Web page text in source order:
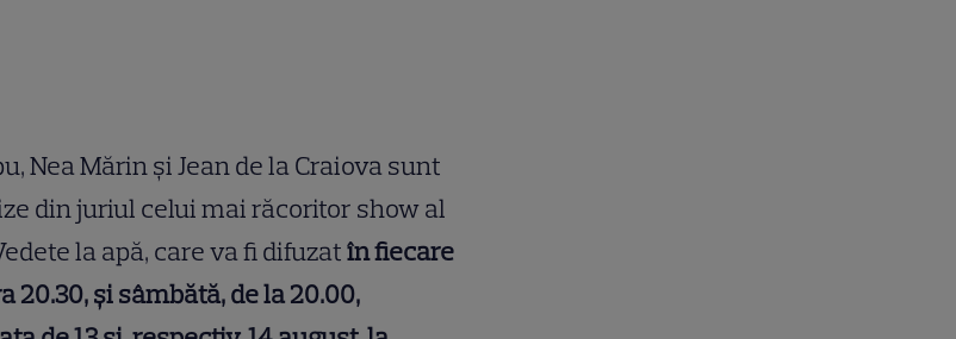
Mărin şi Jean de la Craiova sunt
din juriul celui mai răcoritor show al
la apă, care va fi difuzatîn fiecare
20.30,și sâmbătă, de la 20.00,